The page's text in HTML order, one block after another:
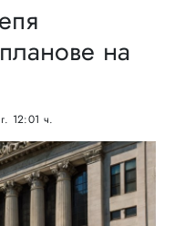
на
12:01 ч.